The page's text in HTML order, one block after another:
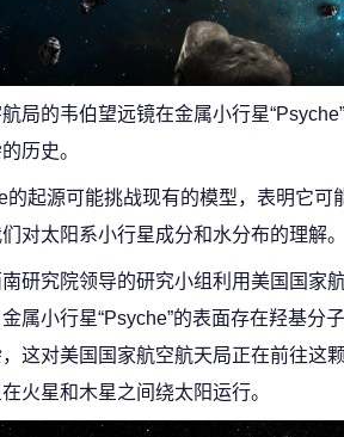
局的韦伯望远镜在金属小行星
历史。
的起源可能挑战现有的模型，表明它可
对太阳系小行星成分和水分布的理解
研究院领导的研究小组利用美国国家
属小行星“Psyche”的表面存在羟基分
这对美国国家航空航天局正在前往这
火星和木星之间绕太阳运行。